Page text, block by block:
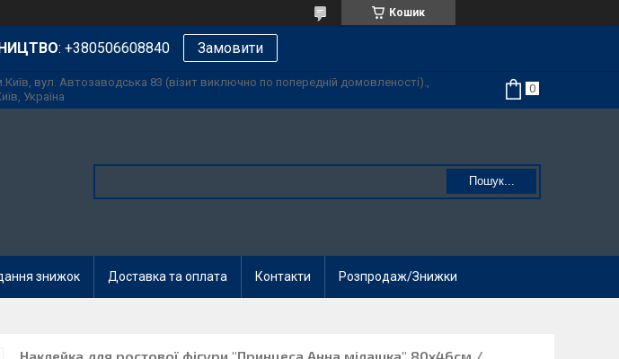
Кошик
: +380506608840 Замовити
вул. Автозаводська 83 (візит виключно по попередній домовленості).,
Україна
Пошук...
знижок Доставка та оплата Контакти Розпродаж/Знижки